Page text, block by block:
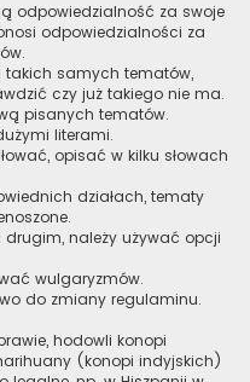
odpowiedzialność za swoje
odpowiedzialności za
takich samych tematów,
czy już takiego nie ma.
pisanych tematów.
literami.
opisać w kilku słowach
działach, tematy
należy używać opcji
wulgaryzmów.
do zmiany regulaminu.
hodowli konopi
(konopi indyjskich)